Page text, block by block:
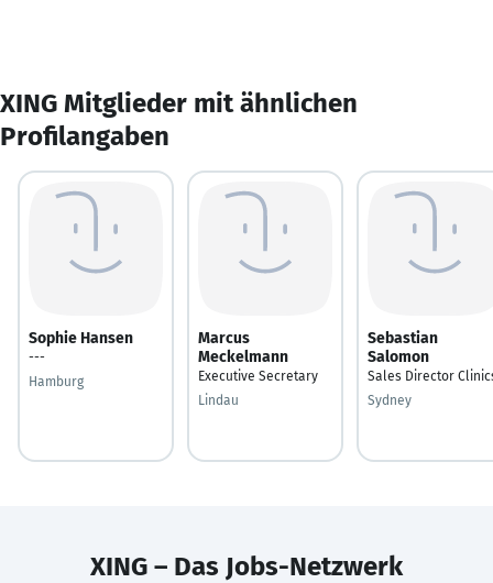
XING Mitglieder mit ähnlichen
Profilangaben
Sophie Hansen
---
Hamburg
Marcus
Meckelmann
Executive Secretary
Lindau
Sebastian
Salomon
Sales Director
Sydney
XING – Das Jobs-Netzwerk